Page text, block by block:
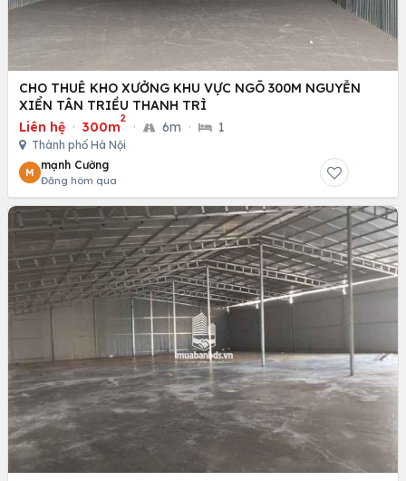
CHO THUÊ KHO XƯỞNG KHU VỰC NGÕ 300M NGUYỄN
XIỂN TÂN TRIỀU THANH TRÌ
Liên hệ · 300m
2
· 6m · 1
Thành phố Hà Nội
M
mạnh Cường
Đăng hôm qua